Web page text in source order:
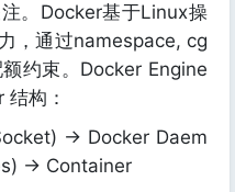
。Docker基于Linux操
，通过namespace, cg
约束。Docker Engine
构：
-> Docker Daem
-> Container